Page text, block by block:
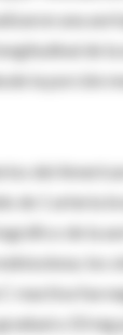
una
de
la porción
del
de 1 arteria
de la
reactiva fue
a 10 mg